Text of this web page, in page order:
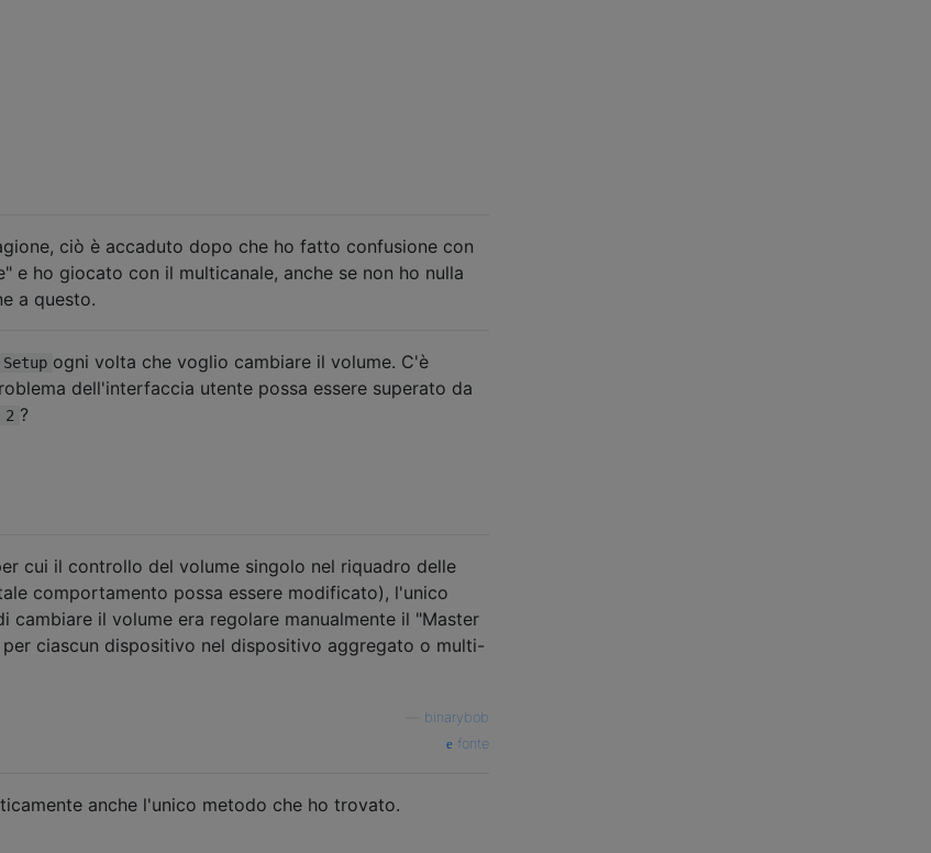
ciò è accaduto dopo che ho fatto confusione con
e ho giocato con il multicanale, anche se non ho nulla
a questo.
ogni volta che voglio cambiare il volume. C'è
dell'interfaccia utente possa essere superato da
2 ?
cui il controllo del volume singolo nel riquadro delle
comportamento possa essere modificato), l'unico
il volume era regolare manualmente il "Master
ciascun dispositivo nel dispositivo aggregato o multi-
binarybob
fonte
anche l'unico metodo che ho trovato.